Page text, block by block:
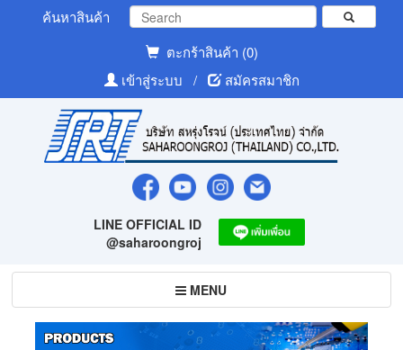
ค้นหาสินค้า
ตะกร้าสินค้า (0)
เข้าสู่ระบบ
/ สมัครสมาชิก
LINE OFFICIAL ID
@saharoongroj
Toggle
navigation
MENU